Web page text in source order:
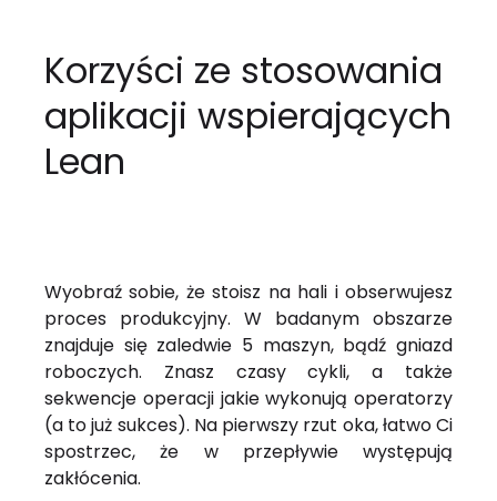
Korzyści ze stosowania
aplikacji wspierających
Lean
Wyobraź sobie, że stoisz na hali i obserwujesz
proces produkcyjny. W badanym obszarze
znajduje się zaledwie 5 maszyn, bądź gniazd
roboczych. Znasz czasy cykli, a także
sekwencje operacji jakie wykonują operatorzy
(a to już sukces). Na pierwszy rzut oka, łatwo Ci
spostrzec, że w przepływie występują
zakłócenia.